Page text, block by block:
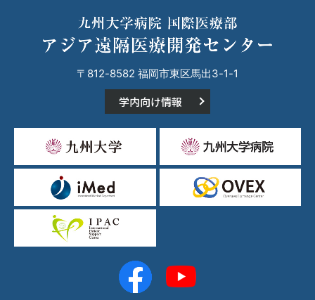
〒812-8582 福岡市東区馬出3-1-1
学内向け情報